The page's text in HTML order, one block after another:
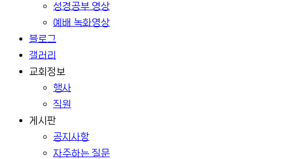
성경공부 영상
예배 녹화영상
블로그
갤러리
교회정보
행사
직원
게시판
공지사항
자주하는 질문